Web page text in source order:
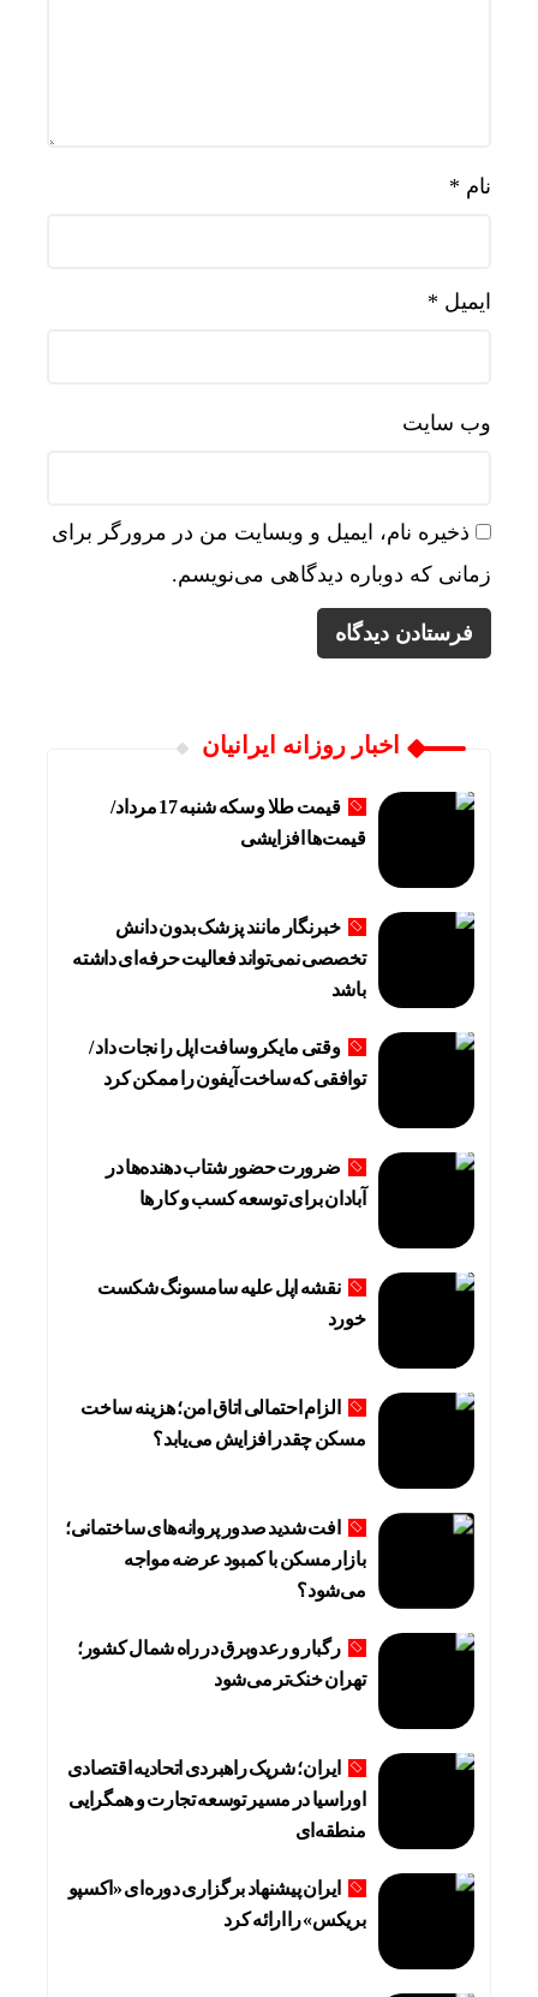
نام *
ایمیل *
وب‌ سایت
ذخیره نام، ایمیل و وبسایت من در مرورگر برای
زمانی که دوباره دیدگاهی می‌نویسم.
اخبار روزانه ایرانیان
قیمت طلا و سکه شنبه 17 مرداد/
قیمت‌ها افزایشی
خبرنگار مانند پزشک بدون دانش
تخصصی نمی‌تواند فعالیت حرفه‌ای داشته
باشد
وقتی مایکروسافت اپل را نجات داد /
توافقی که ساخت آیفون را ممکن کرد
ضرورت حضور شتاب ‌دهنده‌ها در
آبادان برای توسعه کسب‌ و کارها
نقشه اپل علیه سامسونگ شکست
خورد
الزام احتمالی اتاق امن؛ هزینه ساخت
مسکن چقدر افزایش می‌یابد؟
افت شدید صدور پروانه‌های ساختمانی؛
بازار مسکن با کمبود عرضه مواجه
می‌شود؟
رگبار و رعدوبرق در راه شمال کشور؛
تهران خنک‌تر می‌شود
ایران؛ شریک راهبردی اتحادیه اقتصادی
اوراسیا در مسیر توسعه تجارت و همگرایی
منطقه‌ای
ایران پیشنهاد برگزاری دوره‌ای «اکسپو
بریکس» را ارائه کرد